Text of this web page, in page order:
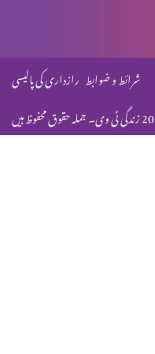
شرائط و ضوابط رازداری کی پالیسی